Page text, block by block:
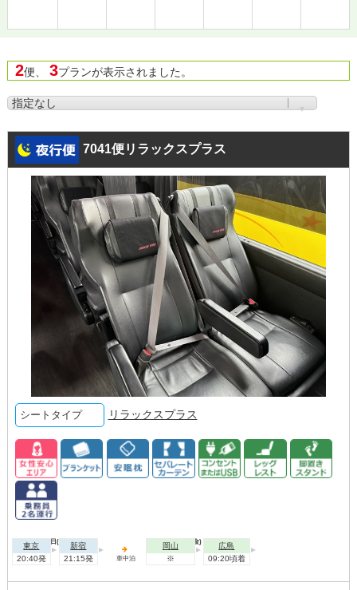
2便、 3プランが表示されました。
7041便リラックスプラス
シートタイプ リラックスプラス
2026年10月01日(木)
東京
20:40発
新宿
21:15発
車中泊
2026年10月02日(金)
岡山
※
広島
09:20頃着